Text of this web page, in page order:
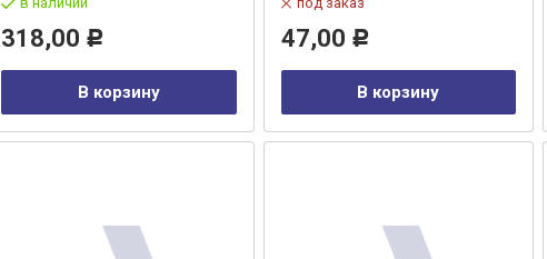
318,00 Р
В корзину
47,00 Р
В корзину